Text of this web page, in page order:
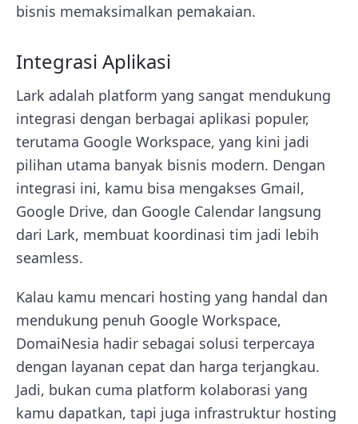
bisnis memaksimalkan pemakaian.
Integrasi Aplikasi
Lark adalah platform yang sangat mendukung
integrasi dengan berbagai aplikasi populer,
terutama Google Workspace, yang kini jadi
pilihan utama banyak bisnis modern. Dengan
integrasi ini, kamu bisa mengakses Gmail,
Google Drive, dan Google Calendar langsung
dari Lark, membuat koordinasi tim jadi lebih
seamless.
Kalau kamu mencari hosting yang handal dan
mendukung penuh Google Workspace,
DomaiNesia hadir sebagai solusi terpercaya
dengan layanan cepat dan harga terjangkau.
Jadi, bukan cuma platform kolaborasi yang
kamu dapatkan, tapi juga infrastruktur hosting